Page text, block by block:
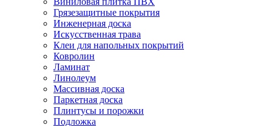
Грязезащитные покрытия
Инженерная доска
Искусственная трава
Клеи для напольных покрытий
Ковролин
Ламинат
Линолеум
Массивная доска
Паркетная доска
Плинтусы и порожки
Подложка